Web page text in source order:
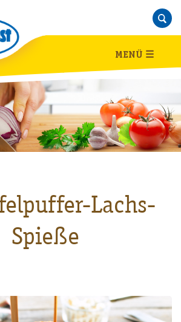
MENÜ ☰
Lachs-
Spieße